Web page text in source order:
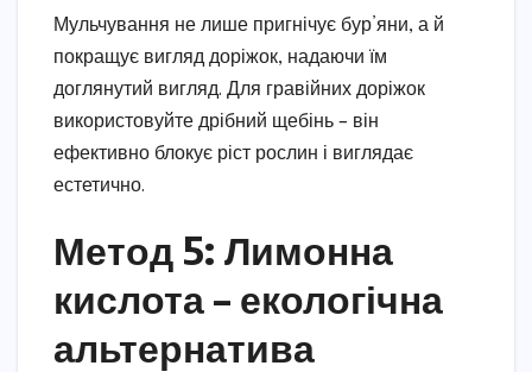
Мульчування не лише пригнічує бур’яни, а й
покращує вигляд доріжок, надаючи їм
доглянутий вигляд. Для гравійних доріжок
використовуйте дрібний щебінь – він
ефективно блокує ріст рослин і виглядає
естетично.
Метод 5: Лимонна
кислота – екологічна
альтернатива